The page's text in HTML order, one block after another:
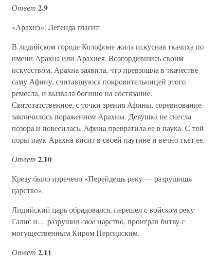
Ответ 2.9
«Арахнэ». Легенда гласит:
В лидийском городе Колофоне жила искусная ткачиха по
имени Арахна или Арахнея. Возгордившись своим
искусством, Арахна заявила, что превзошла в ткачестве
саму Афину, считавшуюся покровительницей этого
ремесла, и вызвала богиню на состязание.
Святотатственное, с точки зрения Афины, соревнование
закончилось поражением Арахны. Девушка не снесла
позора и повесилась. Афина превратила ее в паука. С той
поры паук-Арахна висит в своей паутине и вечно ткет ее.
Ответ 2.10
Крезу было изречено «Перейдешь реку — разрушишь
царство».
Лидийский царь обрадовался, перешел с войском реку
Галис и… разрушилсвоецарство, проиграв битву с
могущественным Киром Персидским.
Ответ 2.11